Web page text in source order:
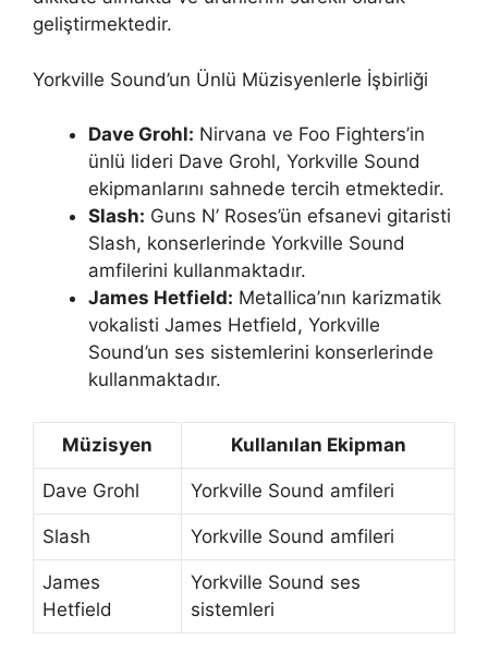
geliştirmektedir.
Yorkville Sound’un Ünlü Müzisyenlerle İşbirliği
Dave Grohl: Nirvana ve Foo Fighters’in
ünlü lideri Dave Grohl, Yorkville Sound
ekipmanlarını sahnede tercih etmektedir.
Slash: Guns N’ Roses’ün efsanevi gitaristi
Slash, konserlerinde Yorkville Sound
amfilerini kullanmaktadır.
James Hetfield: Metallica’nın karizmatik
vokalisti James Hetfield, Yorkville
Sound’un ses sistemlerini konserlerinde
kullanmaktadır.
Müzisyen Kullanılan Ekipman
Dave Grohl Yorkville Sound amfileri
Slash Yorkville Sound amfileri
James
Hetfield
Yorkville Sound ses
sistemleri